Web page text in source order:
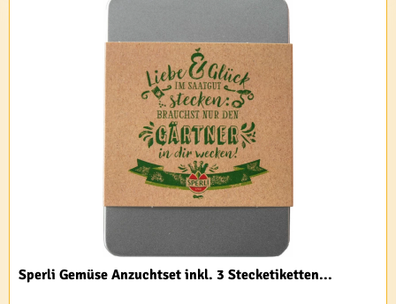
Sperli Gemüse Anzuchtset inkl. 3 Stecketiketten...